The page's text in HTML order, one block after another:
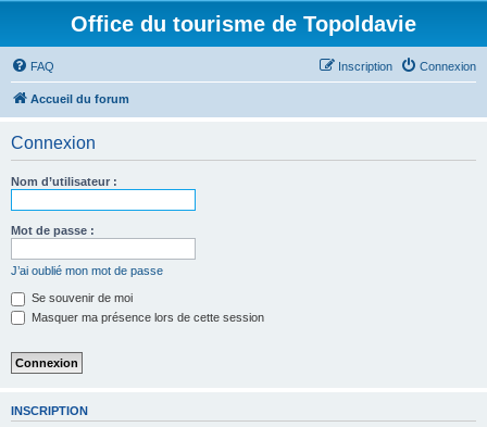
Office du tourisme de Topoldavie
FAQ Connexion
Inscription
Accueil du forum
Connexion
Nom d’utilisateur :
Mot de passe :
J’ai oublié mon mot de passe
Se souvenir de moi
Masquer ma présence lors de cette session
INSCRIPTION